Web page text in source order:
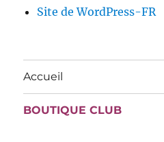
Site de WordPress-FR
Accueil
BOUTIQUE CLUB